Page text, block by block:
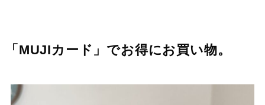
「MUJIカード」でお得にお買い物。